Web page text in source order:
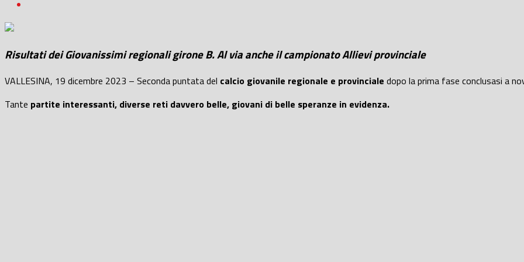
Risultati dei Giovanissimi regionali girone B. Al via anche il campionato Allievi provinciale
VALLESINA, 19 dicembre 2023 – Seconda puntata del calcio giovanile regionale e provinciale dopo la prima fase conclusasi a
Tante partite interessanti, diverse reti davvero belle, giovani di belle speranze in evidenza.